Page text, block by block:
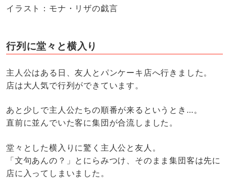
イラスト：モナ・リザの戯言
行列に堂々と横入り
主人公はある日、友人とパンケーキ店へ行きました。
店は大人気で行列ができています。
あと少しで主人公たちの順番が来るというとき…。
直前に並んでいた客に集団が合流しました。
堂々とした横入りに驚く主人公と友人。
「文句あんの？」とにらみつけ、そのまま集団客は先に
店に入ってしまいました。